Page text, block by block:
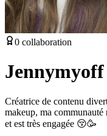
0 collaboration
Jennymyoff
Créatrice de contenu
makeup, ma communauté
et est très engagée 😚🥳